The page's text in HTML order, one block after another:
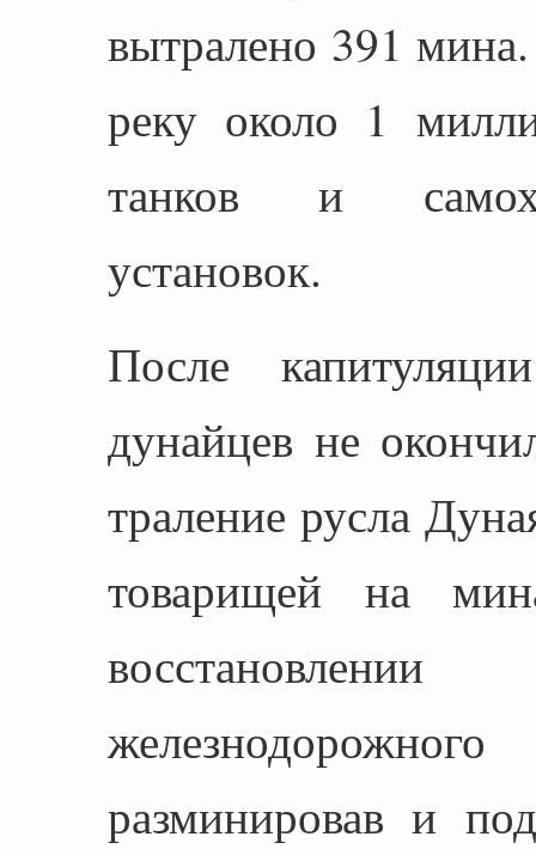
вытралено 391
реку около 1
танков и
установок.
После
дунайцев не
траление русла
товарищей на
разминировав и